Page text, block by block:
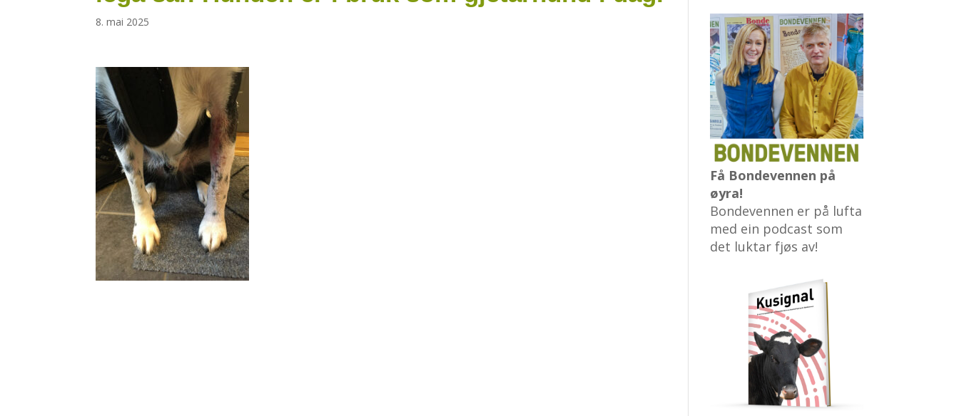
8. mai 2025
Få Bondevennen på
øyra!
Bondevennen er på lufta
med ein podcast som
det luktar fjøs av!